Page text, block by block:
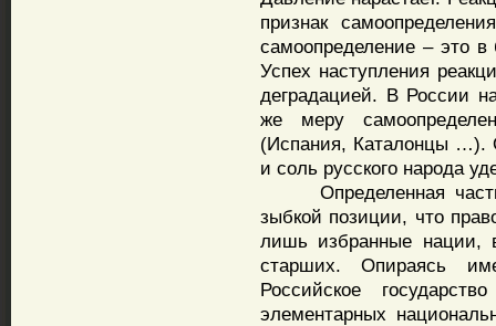
признак
самоопределение – это в
Успех наступления
деградацией. В России
же меру
(Испания, Каталонцы …).
и соль русского народа
Определенная часть
зыбкой позиции, что
лишь избранные нации,
старших. Опираясь
Российское
элементарных